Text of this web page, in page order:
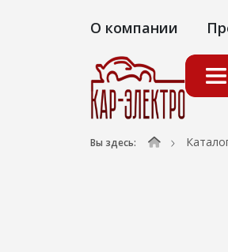
О компании
Вы здесь: